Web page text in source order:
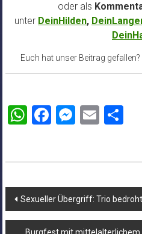
oder als
unter DeinHilden,
Euch hat unser Beitrag
WhatsApp
Facebook
Email
Beitragsnavigation
Sexueller Übergriff: Trio